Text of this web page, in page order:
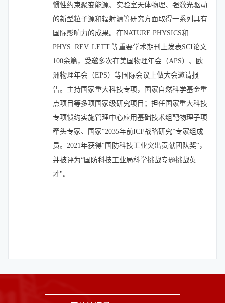
惯性约束聚变能源、实验室天体物理、强激光驱动
的新型粒子源和辐射源等研究方面取得一系列具有
国际影响力的成果。在NATURE PHYSICS和
PHYS. REV. LETT.等重要学术期刊上发表SCI论文
100余篇，受邀多次在美国物理年会（APS）、欧
洲物理年会（EPS）等国际会议上做大会邀请报
告。主持国家重大科技专项，国家自然科学基金重
点项目等多项国家级研究项目；担任国家重大科技
专项惯约实施管理中心应用基础技术组靶物理子项
牵头专家、国家“2035年前ICF战略研究”专家组成
员。2021年获得“国防科技工业突出贡献团队奖“，
并被评为“国防科技工业局科学挑战专题挑战英
才"。